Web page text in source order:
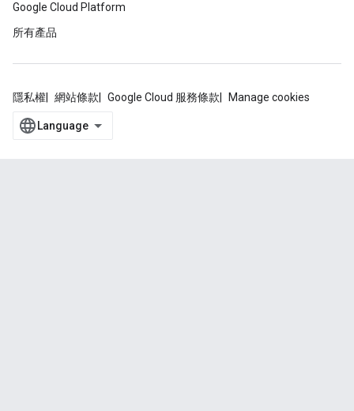
Google Cloud Platform
所有產品
隱私權 網站條款 Google Cloud 服務條款 Manage cookies